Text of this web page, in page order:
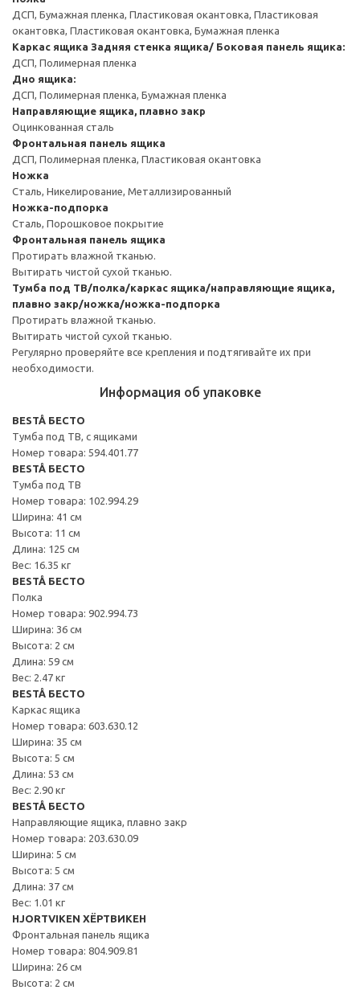
ДСП, Бумажная пленка, Пластиковая окантовка, Пластиковая
окантовка, Пластиковая окантовка, Бумажная пленка
Каркас ящика Задняя стенка ящика/ Боковая панель ящика:
ДСП, Полимерная пленка
Дно ящика:
ДСП, Полимерная пленка, Бумажная пленка
Направляющие ящика, плавно закр
Оцинкованная сталь
Фронтальная панель ящика
ДСП, Полимерная пленка, Пластиковая окантовка
Ножка
Сталь, Никелирование, Металлизированный
Ножка-подпорка
Сталь, Порошковое покрытие
Фронтальная панель ящика
Протирать влажной тканью.
Вытирать чистой сухой тканью.
Тумба под ТВ/полка/каркас ящика/направляющие ящика,
плавно закр/ножка/ножка-подпорка
Протирать влажной тканью.
Вытирать чистой сухой тканью.
Регулярно проверяйте все крепления и подтягивайте их при
необходимости.
Информация об упаковке
BESTÅ БЕСТО
Тумба под ТВ, с ящиками
Номер товара: 594.401.77
BESTÅ БЕСТО
Тумба под ТВ
Номер товара: 102.994.29
Ширина: 41 см
Высота: 11 см
Длина: 125 см
Вес: 16.35 кг
BESTÅ БЕСТО
Полка
Номер товара: 902.994.73
Ширина: 36 см
Высота: 2 см
Длина: 59 см
Вес: 2.47 кг
BESTÅ БЕСТО
Каркас ящика
Номер товара: 603.630.12
Ширина: 35 см
Высота: 5 см
Длина: 53 см
Вес: 2.90 кг
BESTÅ БЕСТО
Направляющие ящика, плавно закр
Номер товара: 203.630.09
Ширина: 5 см
Высота: 5 см
Длина: 37 см
Вес: 1.01 кг
HJORTVIKEN ХЁРТВИКЕН
Фронтальная панель ящика
Номер товара: 804.909.81
Ширина: 26 см
Высота: 2 см